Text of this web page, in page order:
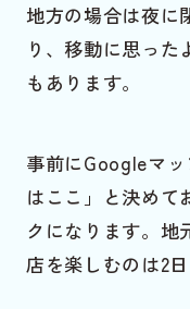
地方の場合は夜に
り、移動に思った
もあります。
事前にGoogleマ
はここ」と決めて
クになります。地
店を楽しむのは2